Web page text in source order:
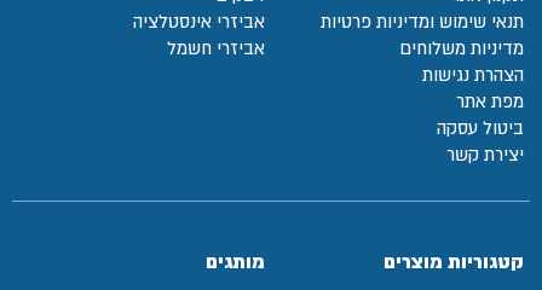
תנאי שימוש ומדיניות פרטיות
מדיניות משלוחים
הצהרת נגישות
מפת אתר
ביטול עסקה
יצירת קשר
אביזרי אינסטלציה
אביזרי חשמל
קטגוריות מוצרים מותגים